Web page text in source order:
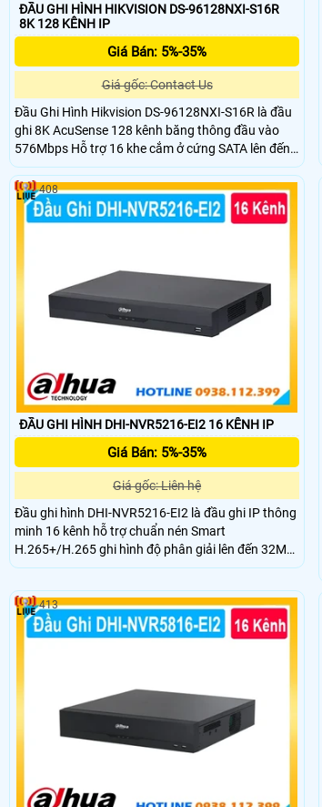
ĐẦU GHI HÌNH HIKVISION DS-96128NXI-S16R
8K 128 KÊNH IP
Giá Bán: 5%-35%
Giá gốc: Contact Us
Đầu Ghi Hình Hikvision DS-96128NXI-S16R là đầu
ghi 8K AcuSense 128 kênh băng thông đầu vào
576Mbps Hỗ trợ 16 khe cắm ở cứng SATA lên đến
20TB/ổ và 1 eSATA để ghi hình hoặc backup.
Trang bị 4 cổng mạng RJ-45 10/100/1000/2500
Mbps Công nghệ AI thông minh và RAID bảo vệ dữ
liệu.
ĐẦU GHI HÌNH DHI-NVR5216-EI2 16 KÊNH IP
Giá Bán: 5%-35%
Giá gốc: Liên hệ
Đầu ghi hình DHI-NVR5216-EI2 là đầu ghi IP thông
minh 16 kênh hỗ trợ chuẩn nén Smart
H.265+/H.265 ghi hình độ phân giải lên đến 32MP
và xuất hình 8K HDMI.Băng Thông đầu vào, ghi
mặt, nhận diện biển số xe và phân tích hành vi.
408
413